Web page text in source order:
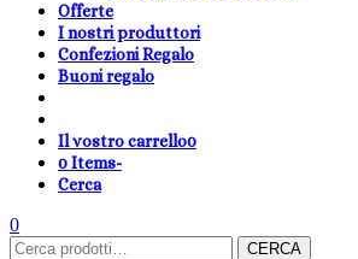
Offerte
I nostri produttori
Confezioni Regalo
Buoni regalo
Il vostro carrello0
0 Items-
Cerca
0shopping-
basket
Area
Clienti
search
cambia
lingua
Carrello
Cerca: CERCA